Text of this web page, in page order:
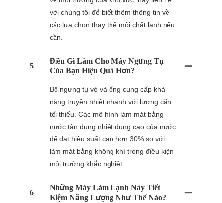
với chúng tôi để biết thêm thông tin về
các lựa chọn thay thế môi chất lạnh nếu
cần.
5
Điều Gì Làm Cho Máy Ngưng Tụ
Của Bạn Hiệu Quả Hơn?
Bộ ngưng tụ vỏ và ống cung cấp khả
năng truyền nhiệt nhanh với lượng cặn
tối thiểu. Các mô hình làm mát bằng
nước tận dụng nhiệt dung cao của nước
để đạt hiệu suất cao hơn 30% so với
làm mát bằng không khí trong điều kiện
môi trường khắc nghiệt.
6
Những Máy Làm Lạnh Này Tiết
Kiệm Năng Lượng Như Thế Nào?